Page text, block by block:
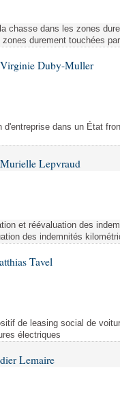
chasse dans les zones
durement touchées
Virginie Duby-Muller
dans un État
Lepvraud
et réévaluation des
des indemnités
Tavel
de leasing social de
électriques
Lemaire